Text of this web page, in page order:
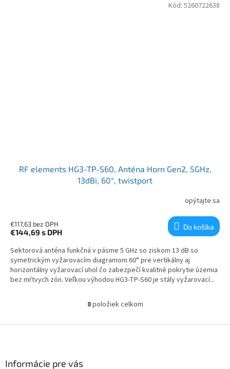
RF elements HG3-TP-S60, Anténa Horn Gen2, 5GHz,
13dBi, 60°, twistport
opýtajte sa
€117,63 bez DPH
€144,69 s DPH
Do košíka
Sektorová anténa funkčná v pásme 5 GHz so ziskom 13 dB so
symetrickým vyžarovacím diagramom 60° pre vertikálny aj
horizontálny vyžarovací uhol čo zabezpečí kvalitné pokrytie územia
bez mŕtvych zón. Veľkou výhodou HG3-TP-S60 je stály vyžarovací...
Kód: 5260722638
Ovládacie prvky výpisu
8položiek celkom
Informácie pre vás